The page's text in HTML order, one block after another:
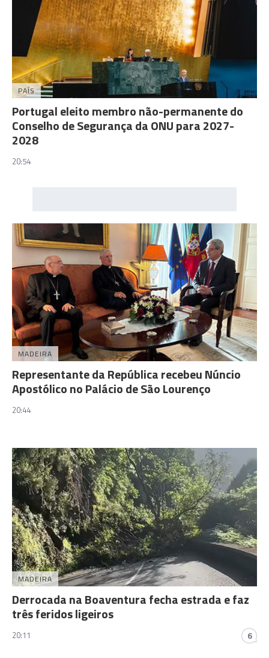
PAÍS
Portugal eleito membro não-permanente do
Conselho de Segurança da ONU para 2027-
2028
20:54
MADEIRA
Representante da República recebeu Núncio
Apostólico no Palácio de São Lourenço
20:44
MADEIRA
Derrocada na Boaventura fecha estrada e faz
três feridos ligeiros
20:11 6